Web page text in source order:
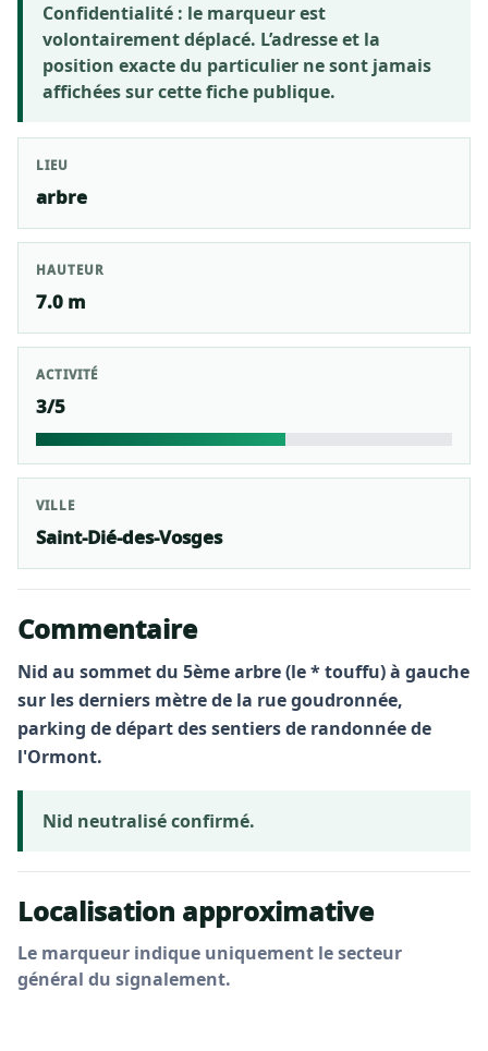
Confidentialité : le marqueur est
volontairement déplacé. L’adresse et la
position exacte du particulier ne sont jamais
affichées sur cette fiche publique.
LIEU
arbre
HAUTEUR
7.0 m
ACTIVITÉ
3/5
VILLE
Saint-Dié-des-Vosges
Commentaire
Nid au sommet du 5ème arbre (le * touffu) à gauche
sur les derniers mètre de la rue goudronnée,
parking de départ des sentiers de randonnée de
l'Ormont.
Nid neutralisé confirmé.
Localisation approximative
Le marqueur indique uniquement le secteur
général du signalement.